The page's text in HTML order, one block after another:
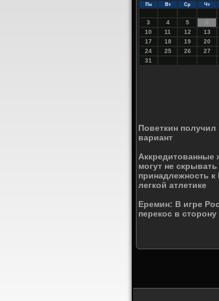
Пн Вт Ср Чт
3
4 5 6
10
11 12 13
17
18 19 20
24
25 26 27
31
Поветкин получил
вариант
Аккредитованные
могут не скрывать
принадлежность
легкой атлетике
Еремин: В игре
перекос в